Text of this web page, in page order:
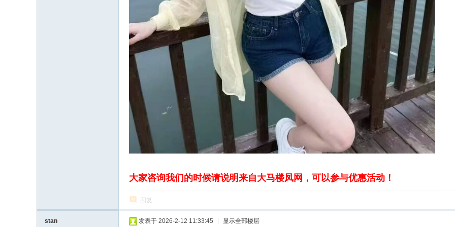
大家咨询我们的时候请说明来自大马楼凤网，可以参与优惠活动！
回复
stan 发表于 2026-2-12 11:33:45 显示全部楼层